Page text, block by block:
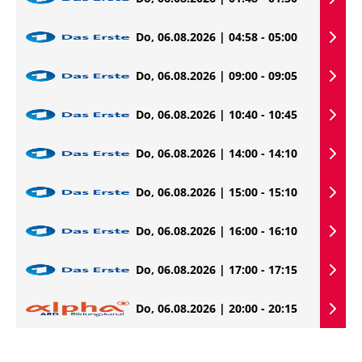
Do, 06.08.2026 | 04:58 - 05:00
Do, 06.08.2026 | 09:00 - 09:05
Do, 06.08.2026 | 10:40 - 10:45
Do, 06.08.2026 | 14:00 - 14:10
Do, 06.08.2026 | 15:00 - 15:10
Do, 06.08.2026 | 16:00 - 16:10
Do, 06.08.2026 | 17:00 - 17:15
Do, 06.08.2026 | 20:00 - 20:15